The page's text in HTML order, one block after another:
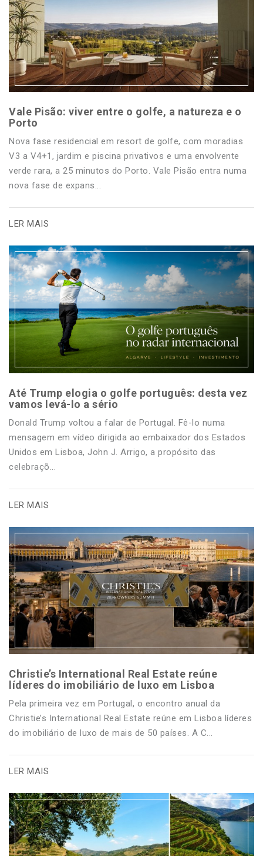
Vale Pisão: viver entre o golfe, a natureza e o
Porto
Nova fase residencial em resort de golfe, com moradias
V3 a V4+1, jardim e piscina privativos e uma envolvente
verde rara, a 25 minutos do Porto. Vale Pisão entra numa
nova fase de expans...
LER MAIS
Até Trump elogia o golfe português: desta vez
vamos levá-lo a sério
Donald Trump voltou a falar de Portugal. Fê-lo numa
mensagem em vídeo dirigida ao embaixador dos Estados
Unidos em Lisboa, John J. Arrigo, a propósito das
celebraçõ...
LER MAIS
Christie’s International Real Estate reúne
líderes do imobiliário de luxo em Lisboa
Pela primeira vez em Portugal, o encontro anual da
Christie’s International Real Estate reúne em Lisboa líderes
do imobiliário de luxo de mais de 50 países. A C...
LER MAIS